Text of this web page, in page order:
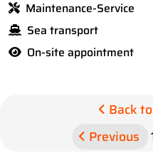
Maintenance-Service
Sea transport
On-site appointment
Back
Previous